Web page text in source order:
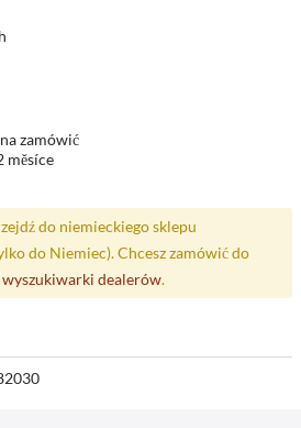
zamówić
měsíce
do niemieckiego sklepu
do Niemiec). Chcesz zamówić do
wyszukiwarki dealerów.